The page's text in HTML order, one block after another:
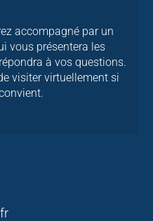
accompagné par un
vous présentera les
à vos questions.
visiter virtuellement si